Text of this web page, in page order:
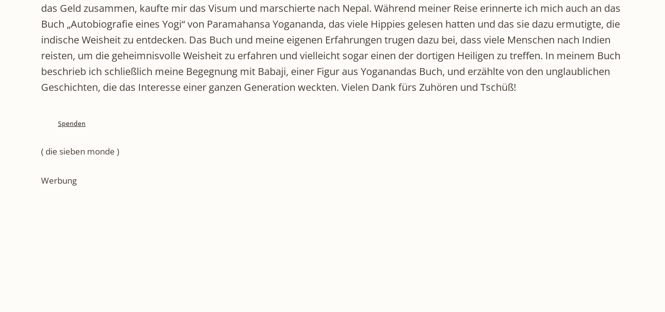
das Geld zusammen, kaufte mir das Visum und marschierte nach Nepal. Während meiner Reise erinnerte ich mich auch an das
Buch „Autobiografie eines Yogi“ von Paramahansa Yogananda, das viele Hippies gelesen hatten und das sie dazu ermutigte, die
indische Weisheit zu entdecken. Das Buch und meine eigenen Erfahrungen trugen dazu bei, dass viele Menschen nach Indien
reisten, um die geheimnisvolle Weisheit zu erfahren und vielleicht sogar einen der dortigen Heiligen zu treffen. In meinem Buch
beschrieb ich schließlich meine Begegnung mit Babaji, einer Figur aus Yoganandas Buch, und erzählte von den unglaublichen
Geschichten, die das Interesse einer ganzen Generation weckten. Vielen Dank fürs Zuhören und Tschüß!
Spenden
( die sieben monde )
Werbung